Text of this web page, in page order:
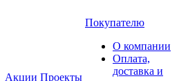
Акции Проекты
Покупателю
О компании
Оплата,
доставка и